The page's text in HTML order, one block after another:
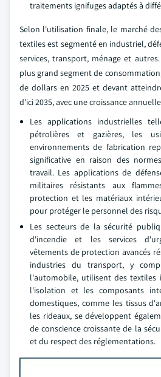
traitements ignifuges adaptés à
Selon l'utilisation finale, le marché
textiles est segmenté en industriel,
services, transport, ménage et
plus grand segment de
de dollars en 2025 et devant
d'ici 2035, avec une croissance
Les applications industrielles
pétrolières et gazières, les
environnements de fabrication
significative en raison des
travail. Les applications de
militaires résistants aux
protection et les matériaux
pour protéger le personnel des
Les secteurs de la sécurité
d'incendie et les services
vêtements de protection avancés
industries du transport, y
l'automobile, utilisent des textiles
l'isolation et les composants
domestiques, comme les tissus
les rideaux, se développent
de conscience croissante de la
et du respect des réglementations.